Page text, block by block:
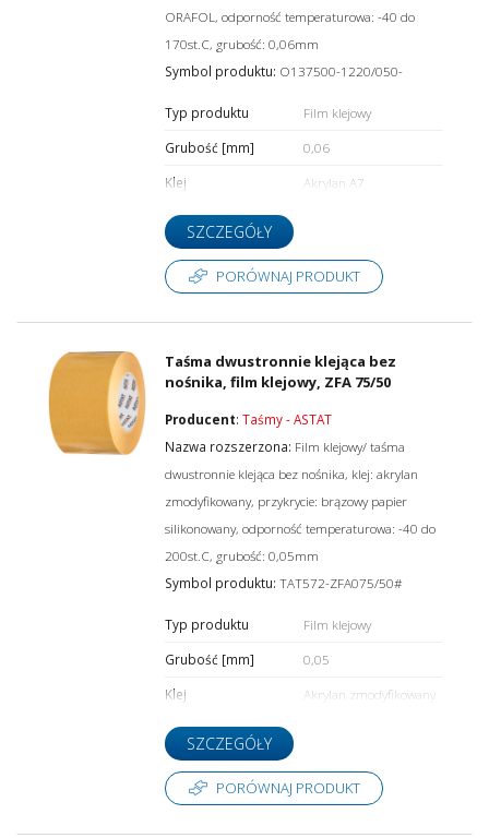
ORAFOL, odporność temperaturowa: -40 do
170st.C, grubość: 0,06mm
Symbol produktu: O137500-1220/050-
Typ produktu
Film klejowy
Grubość [mm]
0,06
Klej
Akrylan A7
SZCZEGÓŁY
PORÓWNAJ PRODUKT
Taśma dwustronnie klejąca bez
nośnika, film klejowy, ZFA 75/50
Producent:Taśmy - ASTAT
Nazwa rozszerzona: Film klejowy/ taśma
dwustronnie klejąca bez nośnika, klej: akrylan
zmodyfikowany, przykrycie: brązowy papier
silikonowany, odporność temperaturowa: -40 do
200st.C, grubość: 0,05mm
Symbol produktu:TAT572-ZFA075/50#
Typ produktu
Film klejowy
Grubość [mm]
0,05
Klej
Akrylan zmodyfikowany
SZCZEGÓŁY
PORÓWNAJ PRODUKT